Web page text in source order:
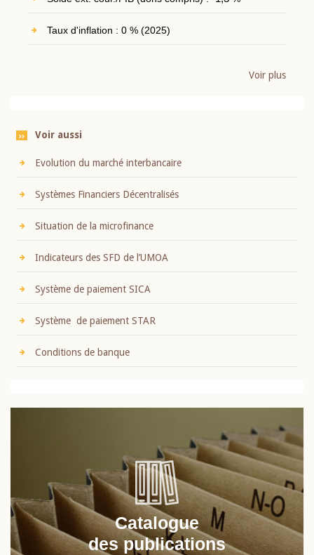
Taux d'inflation : 0 % (2025)
Voir plus
Voir aussi
Evolution du marché interbancaire
Systèmes Financiers Décentralisés
Situation de la microfinance
Indicateurs des SFD de l’UMOA
Système de paiement SICA
Système de paiement STAR
Conditions de banque
Catalogue
des publications